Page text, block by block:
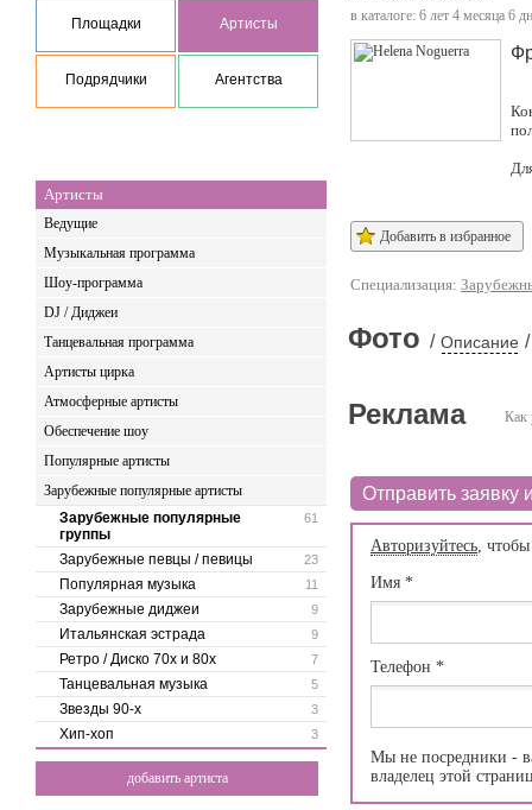
Площадки Артисты
Подрядчики Агентства
Артисты
Ведущие
Музыкальная программа
Шоу-программа
DJ / Диджеи
Танцевальная программа
Артисты цирка
Атмосферные артисты
Обеспечение шоу
Популярные артисты
Зарубежные популярные артисты
61
Зарубежные популярные
группы
23
Зарубежные певцы / певицы
11
Популярная музыка
9
Зарубежные диджеи
9
Итальянская эстрада
7
Ретро / Диско 70х и 80х
5
Танцевальная музыка
3
Звезды 90-х
3
Хип-хоп
добавить артиста
в каталоге: 6 лет 4 месяца 6
Добавить в избранное
Специализация:
Фото / Описание /
Как
Реклама
Отправить заявку
Авторизуйтесь,
Имя *
Телефон *
Мы не посредники -
владелец этой